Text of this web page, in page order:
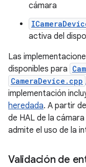
cámara
activa del
Las
disponibles para
CameraDevice.cpp
implementación
heredada. A partir
de HAL de la
admite el uso de la
Validación de